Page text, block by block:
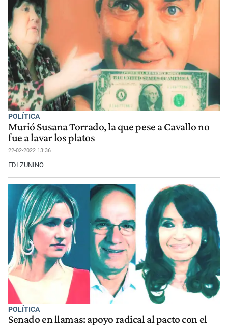
POLÍTICA
Murió Susana Torrado, la que pese a Cavallo no
fue a lavar los platos
22-02-2022 13:36
EDI ZUNINO
POLÍTICA
Senado en llamas: apoyo radical al pacto con el